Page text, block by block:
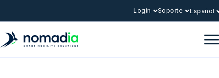
Login Soporte Español